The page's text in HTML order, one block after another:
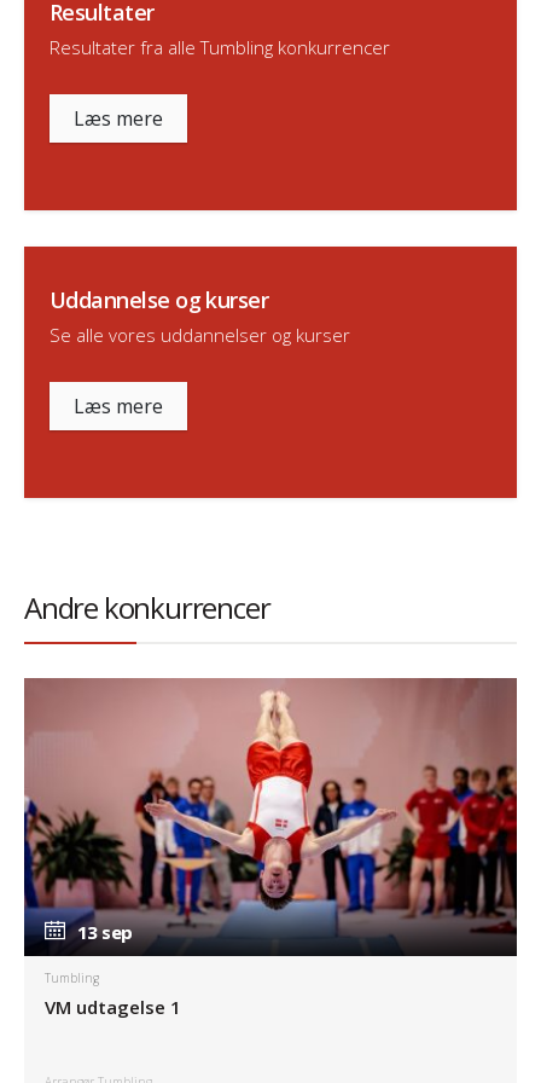
Resultater
Resultater fra alle Tumbling konkurrencer
Læs mere
Uddannelse og kurser
Se alle vores uddannelser og kurser
Læs mere
Andre konkurrencer
13 sep
13 sep
Tumbling
VM udtagelse 1